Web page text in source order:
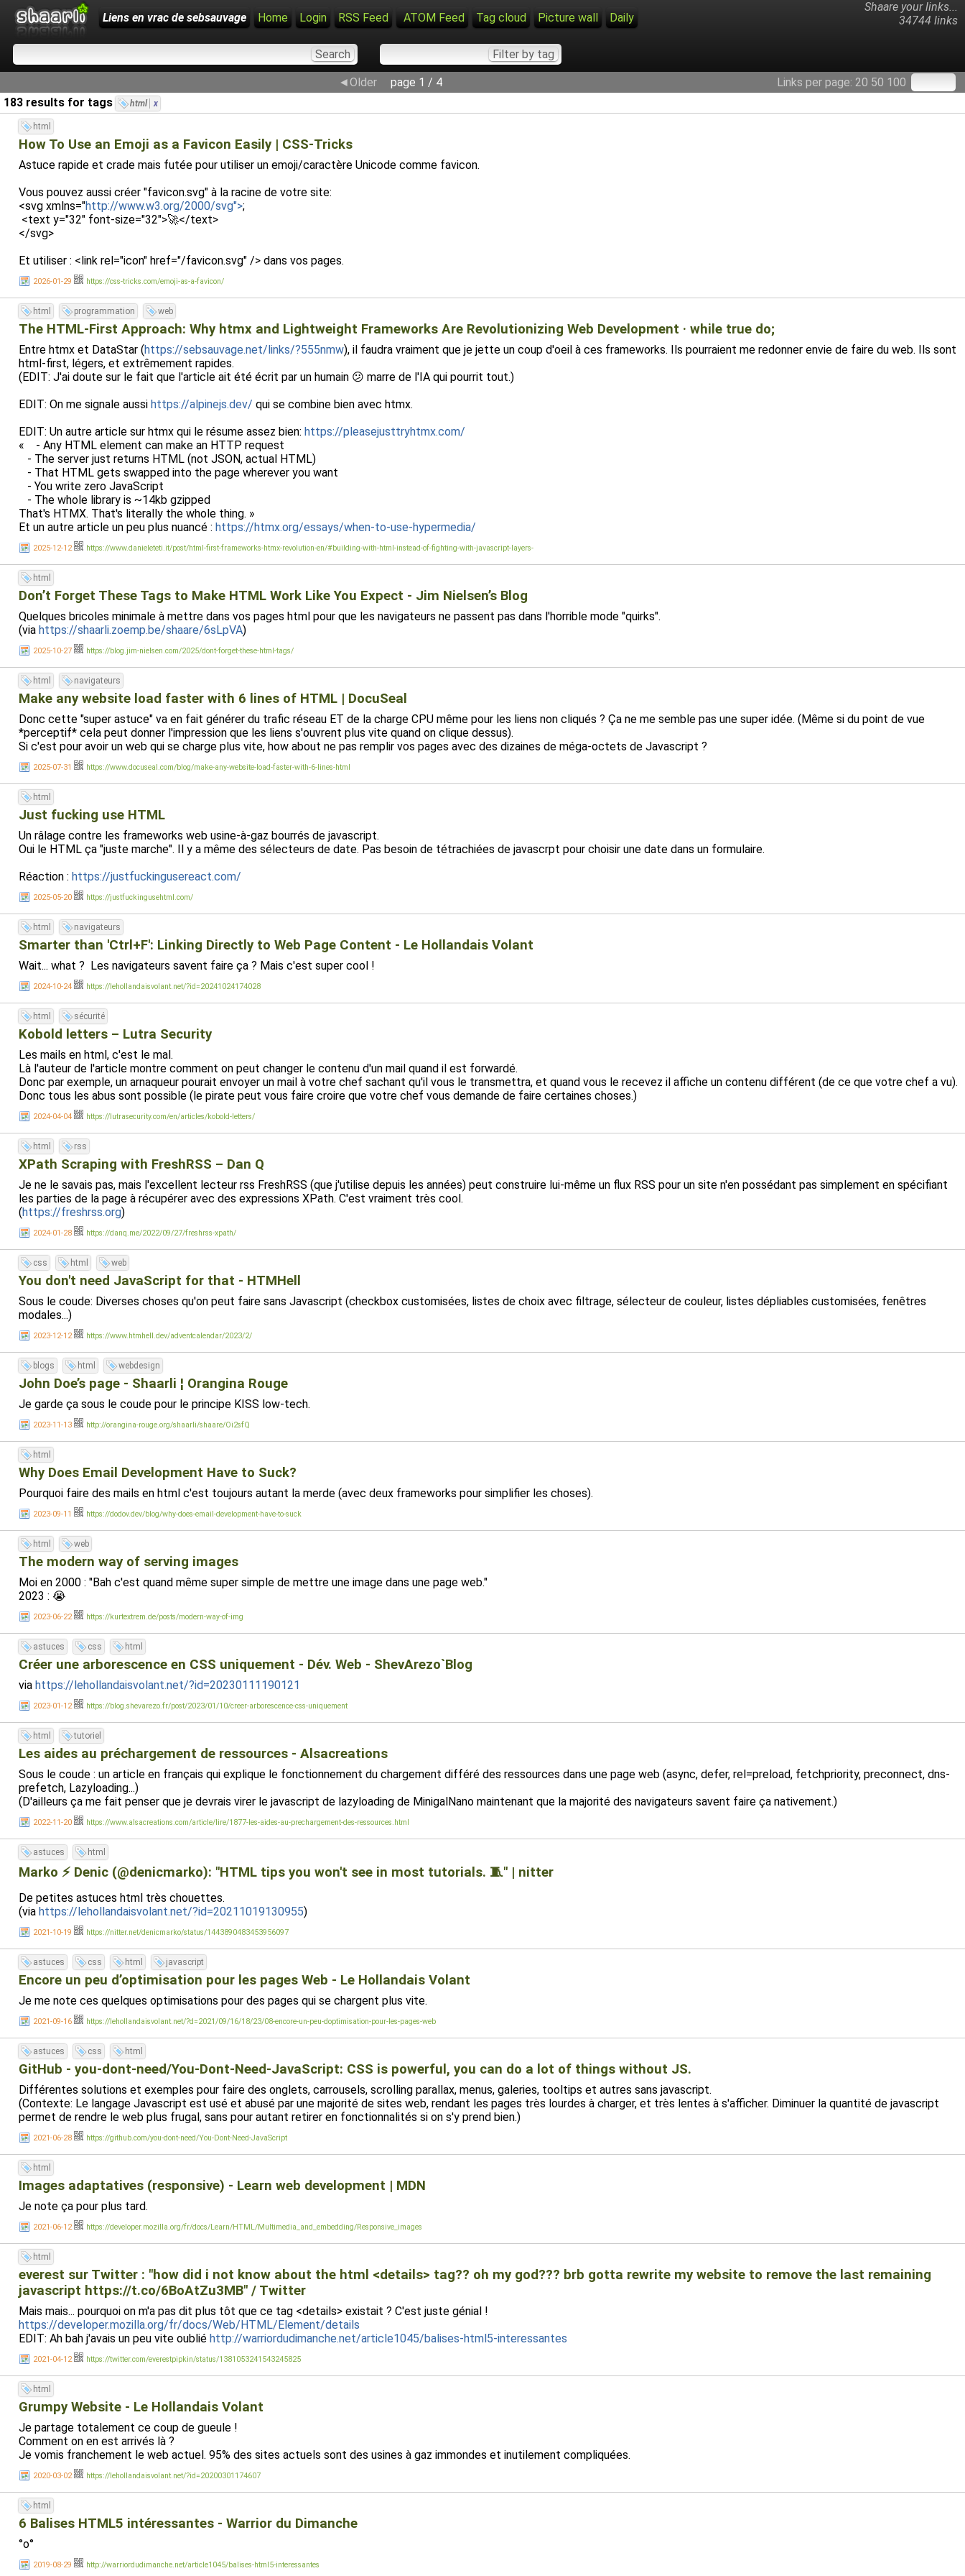
Shaare your links...
34744 links
Liens en vrac de sebsauvage Home Login RSS Feed ATOM Feed Tag cloud Picture wall Daily
Links per page: 20 50 100
◄Older
page 1 / 4
183 results for tags
html x
html
How To Use an Emoji as a Favicon Easily | CSS-Tricks
Astuce rapide et crade mais futée pour utiliser un emoji/caractère Unicode comme favicon.
Vous pouvez aussi créer "favicon.svg" à la racine de votre site:
<svg xmlns="http://www.w3.org/2000/svg">;
<text y="32" font-size="32">🚀</text>
</svg>
Et utiliser : <link rel="icon" href="/favicon.svg" /> dans vos pages.
2026-01-29 https://css-tricks.com/emoji-as-a-favicon/
html programmation web
The HTML-First Approach: Why htmx and Lightweight Frameworks Are Revolutionizing Web Development · while true do;
Entre htmx et DataStar (https://sebsauvage.net/links/?555nmw), il faudra vraiment que je jette un coup d'oeil à ces frameworks. Ils pourraient me redonner envie de faire du web. Ils sont
html-first, légers, et extrêmement rapides.
(EDIT: J'ai doute sur le fait que l'article ait été écrit par un humain 😕 marre de l'IA qui pourrit tout.)
EDIT: On me signale aussi https://alpinejs.dev/ qui se combine bien avec htmx.
EDIT: Un autre article sur htmx qui le résume assez bien: https://pleasejusttryhtmx.com/
« - Any HTML element can make an HTTP request
- The server just returns HTML (not JSON, actual HTML)
- That HTML gets swapped into the page wherever you want
- You write zero JavaScript
- The whole library is ~14kb gzipped
That's HTMX. That's literally the whole thing. »
Et un autre article un peu plus nuancé : https://htmx.org/essays/when-to-use-hypermedia/
2025-12-12 https://www.danieleteti.it/post/html-first-frameworks-htmx-revolution-en/#building-with-html-instead-of-fighting-with-javascript-layers-
html
Don’t Forget These Tags to Make HTML Work Like You Expect - Jim Nielsen’s Blog
Quelques bricoles minimale à mettre dans vos pages html pour que les navigateurs ne passent pas dans l'horrible mode "quirks".
(via https://shaarli.zoemp.be/shaare/6sLpVA)
2025-10-27 https://blog.jim-nielsen.com/2025/dont-forget-these-html-tags/
html navigateurs
Make any website load faster with 6 lines of HTML | DocuSeal
Donc cette "super astuce" va en fait générer du trafic réseau ET de la charge CPU même pour les liens non cliqués ? Ça ne me semble pas une super idée. (Même si du point de vue
*perceptif* cela peut donner l'impression que les liens s'ouvrent plus vite quand on clique dessus).
Si c'est pour avoir un web qui se charge plus vite, how about ne pas remplir vos pages avec des dizaines de méga-octets de Javascript ?
2025-07-31 https://www.docuseal.com/blog/make-any-website-load-faster-with-6-lines-html
html
Just fucking use HTML
Un râlage contre les frameworks web usine-à-gaz bourrés de javascript.
Oui le HTML ça "juste marche". Il y a même des sélecteurs de date. Pas besoin de tétrachiées de javascrpt pour choisir une date dans un formulaire.
Réaction : https://justfuckingusereact.com/
2025-05-20 https://justfuckingusehtml.com/
html navigateurs
Smarter than 'Ctrl+F': Linking Directly to Web Page Content - Le Hollandais Volant
Wait... what ? Les navigateurs savent faire ça ? Mais c'est super cool !
2024-10-24 https://lehollandaisvolant.net/?id=20241024174028
html sécurité
Kobold letters – Lutra Security
Les mails en html, c'est le mal.
Là l'auteur de l'article montre comment on peut changer le contenu d'un mail quand il est forwardé.
Donc par exemple, un arnaqueur pourait envoyer un mail à votre chef sachant qu'il vous le transmettra, et quand vous le recevez il affiche un contenu différent (de ce que votre chef a vu).
Donc tous les abus sont possible (le pirate peut vous faire croire que votre chef vous demande de faire certaines choses.)
2024-04-04 https://lutrasecurity.com/en/articles/kobold-letters/
html rss
XPath Scraping with FreshRSS – Dan Q
Je ne le savais pas, mais l'excellent lecteur rss FreshRSS (que j'utilise depuis les années) peut construire lui-même un flux RSS pour un site n'en possédant pas simplement en spécifiant
les parties de la page à récupérer avec des expressions XPath. C'est vraiment très cool.
(https://freshrss.org)
2024-01-28 https://danq.me/2022/09/27/freshrss-xpath/
css html web
You don't need JavaScript for that - HTMHell
Sous le coude: Diverses choses qu'on peut faire sans Javascript (checkbox customisées, listes de choix avec filtrage, sélecteur de couleur, listes dépliables customisées, fenêtres
modales...)
2023-12-12 https://www.htmhell.dev/adventcalendar/2023/2/
blogs html webdesign
John Doe’s page - Shaarli ¦ Orangina Rouge
Je garde ça sous le coude pour le principe KISS low-tech.
2023-11-13 http://orangina-rouge.org/shaarli/shaare/Oi2sfQ
html
Why Does Email Development Have to Suck?
Pourquoi faire des mails en html c'est toujours autant la merde (avec deux frameworks pour simplifier les choses).
2023-09-11 https://dodov.dev/blog/why-does-email-development-have-to-suck
html web
The modern way of serving images
Moi en 2000 : "Bah c'est quand même super simple de mettre une image dans une page web."
2023 : 😭
2023-06-22 https://kurtextrem.de/posts/modern-way-of-img
astuces css html
Créer une arborescence en CSS uniquement - Dév. Web - ShevArezo`Blog
via https://lehollandaisvolant.net/?id=20230111190121
2023-01-12 https://blog.shevarezo.fr/post/2023/01/10/creer-arborescence-css-uniquement
html tutoriel
Les aides au préchargement de ressources - Alsacreations
Sous le coude : un article en français qui explique le fonctionnement du chargement différé des ressources dans une page web (async, defer, rel=preload, fetchpriority, preconnect, dns-
prefetch, Lazyloading...)
(D'ailleurs ça me fait penser que je devrais virer le javascript de lazyloading de MinigalNano maintenant que la majorité des navigateurs savent faire ça nativement.)
2022-11-20 https://www.alsacreations.com/article/lire/1877-les-aides-au-prechargement-des-ressources.html
astuces html
Marko ⚡ Denic (@denicmarko): "HTML tips you won't see in most tutorials. 🧵" | nitter
De petites astuces html très chouettes.
(via https://lehollandaisvolant.net/?id=20211019130955)
2021-10-19 https://nitter.net/denicmarko/status/1443890483453956097
astuces css html javascript
Encore un peu d’optimisation pour les pages Web - Le Hollandais Volant
Je me note ces quelques optimisations pour des pages qui se chargent plus vite.
2021-09-16 https://lehollandaisvolant.net/?d=2021/09/16/18/23/08-encore-un-peu-doptimisation-pour-les-pages-web
astuces css html
GitHub - you-dont-need/You-Dont-Need-JavaScript: CSS is powerful, you can do a lot of things without JS.
Différentes solutions et exemples pour faire des onglets, carrousels, scrolling parallax, menus, galeries, tooltips et autres sans javascript.
(Contexte: Le langage Javascript est usé et abusé par une majorité de sites web, rendant les pages très lourdes à charger, et très lentes à s'afficher. Diminuer la quantité de javascript
permet de rendre le web plus frugal, sans pour autant retirer en fonctionnalités si on s'y prend bien.)
2021-06-28 https://github.com/you-dont-need/You-Dont-Need-JavaScript
html
Images adaptatives (responsive) - Learn web development | MDN
Je note ça pour plus tard.
2021-06-12 https://developer.mozilla.org/fr/docs/Learn/HTML/Multimedia_and_embedding/Responsive_images
html
everest sur Twitter : "how did i not know about the html <details> tag?? oh my god??? brb gotta rewrite my website to remove the last remaining
javascript https://t.co/6BoAtZu3MB" / Twitter
Mais mais... pourquoi on m'a pas dit plus tôt que ce tag <details> existait ? C'est juste génial !
https://developer.mozilla.org/fr/docs/Web/HTML/Element/details
EDIT: Ah bah j'avais un peu vite oublié http://warriordudimanche.net/article1045/balises-html5-interessantes
2021-04-12 https://twitter.com/everestpipkin/status/1381053241543245825
html
Grumpy Website - Le Hollandais Volant
Je partage totalement ce coup de gueule !
Comment on en est arrivés là ?
Je vomis franchement le web actuel. 95% des sites actuels sont des usines à gaz immondes et inutilement compliquées.
2020-03-02 https://lehollandaisvolant.net/?id=20200301174607
html
6 Balises HTML5 intéressantes - Warrior du Dimanche
°o°
2019-08-29 http://warriordudimanche.net/article1045/balises-html5-interessantes